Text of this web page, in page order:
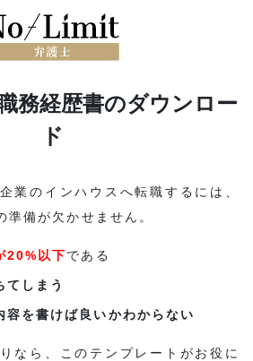
務経歴書のダウンロー
ド
業のインハウスへ転職するには、
準備が欠かせません。
20%以下である
てしまう
容を書けば良いかわからない
なら、このテンプレートがお役に